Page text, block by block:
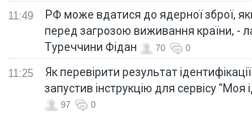
11:49
РФ може вдатися до ядерної зброї,
перед загрозою виживання країни, -
Туреччини Фідан
70 0
11:25
Як перевірити результат
запустив інструкцію для сервісу "Моя
97 0